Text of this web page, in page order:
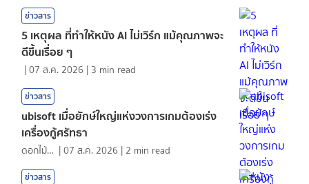
ข่าวสาร
5 เหตุผล ที่ทำให้หนัง AI ไม่เวิร์ก แม้คุณภาพจะ
ดีขึ้นเรื่อย ๆ
|07 ส.ค. 2026 | 3 min read
ข่าวสาร
ubisoft เมื่อยักษ์ใหญ่แห่งวงการเกมต้องเร่ง
เครื่องกู้ศรัทธา
ดอกไม้กับสายน้ำ |07 ส.ค. 2026 | 2 min read
ข่าวสาร